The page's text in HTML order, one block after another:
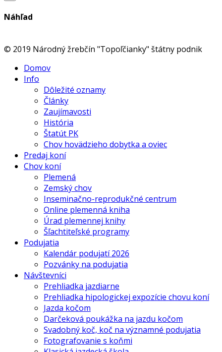
Náhľad
© 2019 Národný žrebčín "Topoľčianky" štátny podnik
Domov
Info
Dôležité oznamy
Články
Zaujímavosti
História
Štatút PK
Chov hovädzieho dobytka a oviec
Predaj koní
Chov koní
Plemená
Zemský chov
Inseminačno-reprodukčné centrum
Online plemenná kniha
Úrad plemennej knihy
Šľachtiteľské programy
Podujatia
Kalendár podujatí 2026
Pozvánky na podujatia
Návštevníci
Prehliadka jazdiarne
Prehliadka hipologickej expozície chovu koní
Jazda kočom
Darčeková poukážka na jazdu kočom
Svadobný koč, koč na významné podujatia
Fotografovanie s koňmi